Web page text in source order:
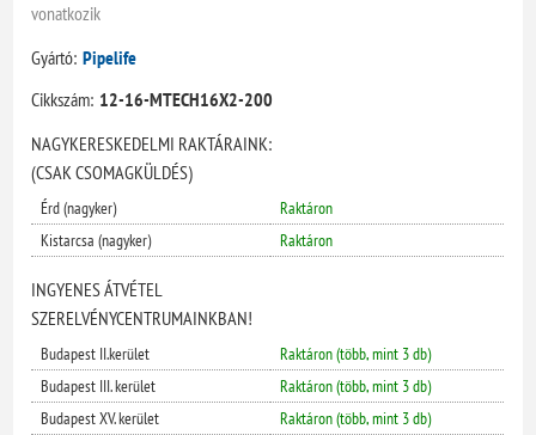
vonatkozik
Gyártó: Pipelife
Cikkszám: 12-16-MTECH16X2-200
NAGYKERESKEDELMI RAKTÁRAINK:
(CSAK CSOMAGKÜLDÉS)
Érd (nagyker)
Raktáron
Kistarcsa (nagyker)
Raktáron
INGYENES ÁTVÉTEL
SZERELVÉNYCENTRUMAINKBAN!
Budapest II.kerület
Raktáron (több, mint 3 db)
Budapest III. kerület
Raktáron (több, mint 3 db)
Budapest XV. kerület
Raktáron (több, mint 3 db)